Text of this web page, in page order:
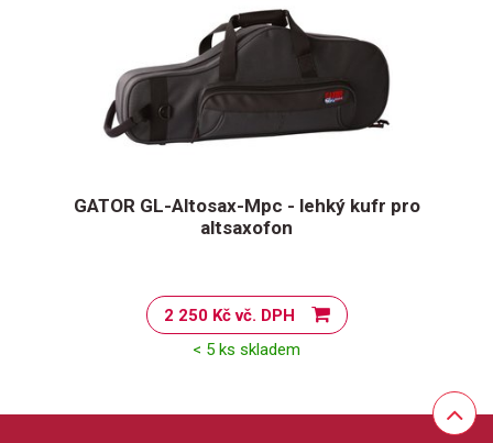
GATOR GL-Altosax-Mpc - lehký kufr pro
altsaxofon
2 250 Kč vč. DPH
< 5 ks skladem